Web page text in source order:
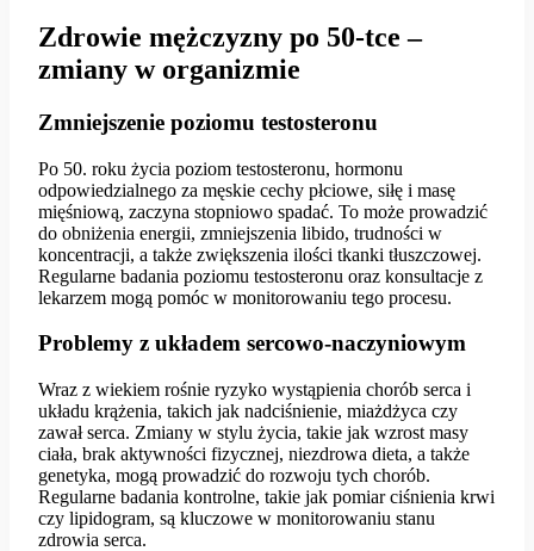
Zdrowie mężczyzny po 50-tce –
zmiany w organizmie
Zmniejszenie poziomu testosteronu
Po 50. roku życia poziom testosteronu, hormonu
odpowiedzialnego za męskie cechy płciowe, siłę i masę
mięśniową, zaczyna stopniowo spadać. To może prowadzić
do obniżenia energii, zmniejszenia libido, trudności w
koncentracji, a także zwiększenia ilości tkanki tłuszczowej.
Regularne badania poziomu testosteronu oraz konsultacje z
lekarzem mogą pomóc w monitorowaniu tego procesu.
Problemy z układem sercowo-naczyniowym
Wraz z wiekiem rośnie ryzyko wystąpienia chorób serca i
układu krążenia, takich jak nadciśnienie, miażdżyca czy
zawał serca. Zmiany w stylu życia, takie jak wzrost masy
ciała, brak aktywności fizycznej, niezdrowa dieta, a także
genetyka, mogą prowadzić do rozwoju tych chorób.
Regularne badania kontrolne, takie jak pomiar ciśnienia krwi
czy lipidogram, są kluczowe w monitorowaniu stanu
zdrowia serca.